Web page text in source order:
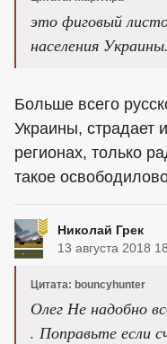
это фиговый
населения Украины.
Больше всего
Украины, страдает
регионах, только
такое
Николай Грек
13 августа 2018
Цитата: bouncyhunter
Олег Не надобно
. Поправьте если